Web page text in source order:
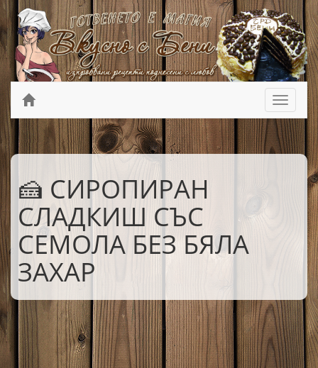
🍰 СИРОПИРАН
СЛАДКИШ СЪС
СЕМОЛА БЕЗ БЯЛА
ЗАХАР